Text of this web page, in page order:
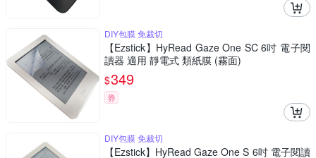
DIY包膜 免裁切
【Ezstick】HyRead Gaze One SC 6吋 電子閱
讀器 適用 靜電式 類紙膜 (霧面)
$349
券
DIY包膜 免裁切
【Ezstick】HyRead Gaze One S 6吋 電子閱讀